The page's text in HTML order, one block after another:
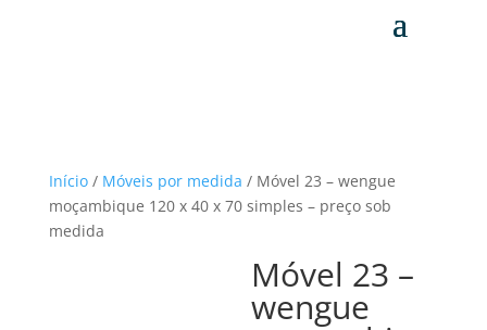
Início/ Móveis por medida / Móvel 23 – wengue
moçambique 120 x 40 x 70 simples – preço sob
medida
Móvel 23 –
wengue